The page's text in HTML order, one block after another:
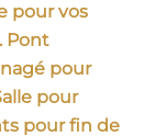
pour vos
Pont
pour
pour
pour fin de